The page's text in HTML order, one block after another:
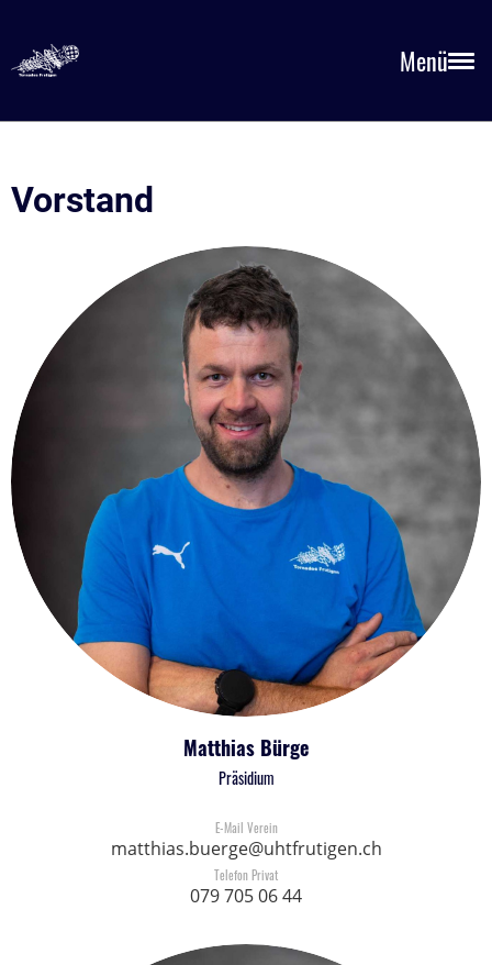
Menü
Vorstand
Matthias Bürge
Präsidium
E-Mail Verein
matthias.buerge@uhtfrutigen.ch
Telefon Privat
079 705 06 44